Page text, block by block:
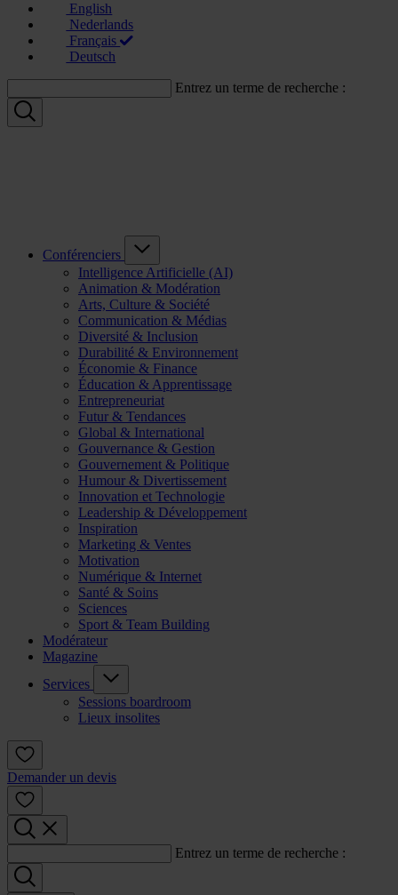
English
Nederlands
Français
Deutsch
Entrez un terme de recherche :
Conférenciers
Intelligence Artificielle (AI)
Animation & Modération
Arts, Culture & Société
Communication & Médias
Diversité & Inclusion
Durabilité & Environnement
Économie & Finance
Éducation & Apprentissage
Entrepreneuriat
Futur & Tendances
Global & International
Gouvernance & Gestion
Gouvernement & Politique
Humour & Divertissement
Innovation et Technologie
Leadership & Développement
Inspiration
Marketing & Ventes
Motivation
Numérique & Internet
Santé & Soins
Sciences
Sport & Team Building
Modérateur
Magazine
Services
Sessions boardroom
Lieux insolites
Demander un devis
Entrez un terme de recherche :